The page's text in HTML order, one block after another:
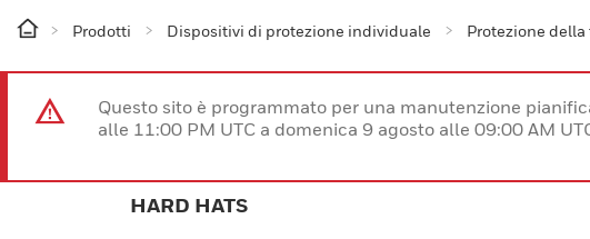
Prodotti Dispositivi di protezione individuale Protezione della
Questo sito è programmato per una manutenzione
alle 11:00 PM UTC a domenica 9 agosto alle 09:00 AM
HARD HATS